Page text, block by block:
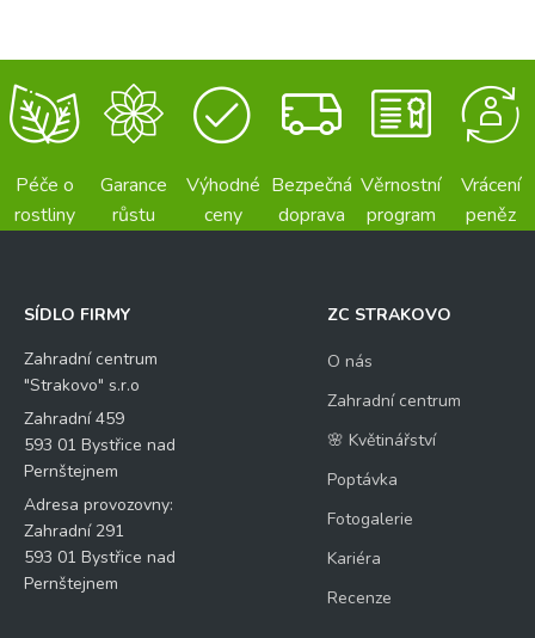
Péče o
rostliny
Garance
růstu
Výhodné
ceny
Bezpečná
doprava
Věrnostní
program
Vrácení
peněz
SÍDLO FIRMY
Zahradní centrum
"Strakovo" s.r.o
Zahradní 459
593 01 Bystřice nad
Pernštejnem
Adresa provozovny:
Zahradní 291
593 01 Bystřice nad
Pernštejnem
ZC STRAKOVO
O nás
Zahradní centrum
🌸 Květinářství
Poptávka
Fotogalerie
Kariéra
Recenze